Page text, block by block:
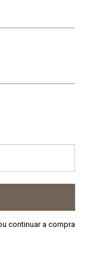
continuar a compra